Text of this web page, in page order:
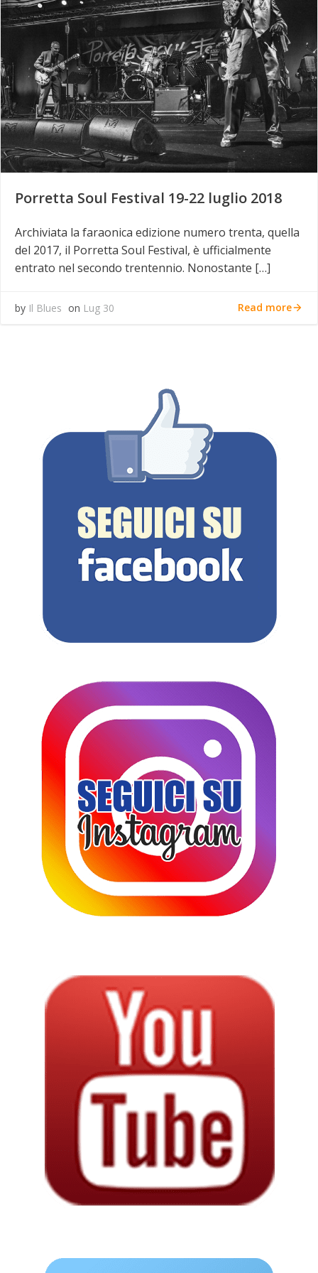
Porretta Soul Festival 19-22 luglio 2018
Archiviata la faraonica edizione numero trenta, quella
del 2017, il Porretta Soul Festival, è ufficialmente
entrato nel secondo trentennio. Nonostante […]
by Il Blues on Lug 30 Read more